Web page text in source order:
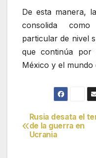
De esta manera,
consolida
particular de nivel
que continúa por
México y el mundo
de
Rusia desata el
de la guerra en
Ucrania